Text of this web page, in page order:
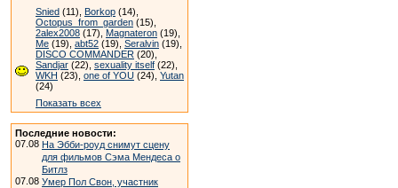
Snied (11), Borkop (14),
Octopus_from_garden (15),
2alex2008 (17), Magnateron (19),
Me (19), abt52 (19), Seralvin (19),
DISCO COMMANDER (20),
Sandjar (22), sexuality itself (22),
WKH (23), one of YOU (24), Yutan
(24)
Показать всех
Последние новости:
07.08 На Эбби-роуд снимут сцену
для фильмов Сэма Мендеса о
Битлз
07.08 Умер Пол Свон, участник